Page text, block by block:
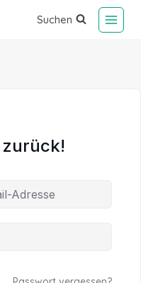
Suchen
zurück!